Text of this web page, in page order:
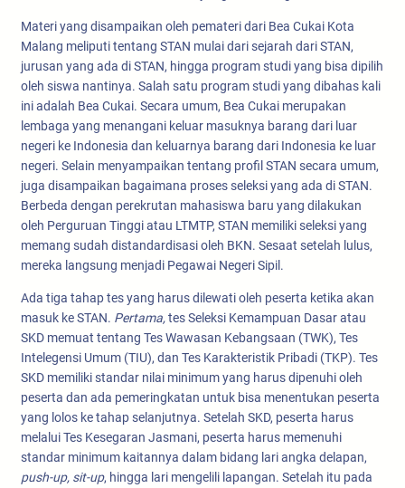
Materi yang disampaikan oleh pemateri dari Bea Cukai Kota
Malang meliputi tentang STAN mulai dari sejarah dari STAN,
jurusan yang ada di STAN, hingga program studi yang bisa dipilih
oleh siswa nantinya. Salah satu program studi yang dibahas kali
ini adalah Bea Cukai. Secara umum, Bea Cukai merupakan
lembaga yang menangani keluar masuknya barang dari luar
negeri ke Indonesia dan keluarnya barang dari Indonesia ke luar
negeri. Selain menyampaikan tentang profil STAN secara umum,
juga disampaikan bagaimana proses seleksi yang ada di STAN.
Berbeda dengan perekrutan mahasiswa baru yang dilakukan
oleh Perguruan Tinggi atau LTMTP, STAN memiliki seleksi yang
memang sudah distandardisasi oleh BKN. Sesaat setelah lulus,
mereka langsung menjadi Pegawai Negeri Sipil.
Ada tiga tahap tes yang harus dilewati oleh peserta ketika akan
masuk ke STAN. Pertama,tes Seleksi Kemampuan Dasar atau
SKD memuat tentang Tes Wawasan Kebangsaan (TWK), Tes
Intelegensi Umum (TIU), dan Tes Karakteristik Pribadi (TKP). Tes
SKD memiliki standar nilai minimum yang harus dipenuhi oleh
peserta dan ada pemeringkatan untuk bisa menentukan peserta
yang lolos ke tahap selanjutnya. Setelah SKD, peserta harus
melalui Tes Kesegaran Jasmani, peserta harus memenuhi
standar minimum kaitannya dalam bidang lari angka delapan,
push-up, sit-up, hingga lari mengelili lapangan. Setelah itu pada